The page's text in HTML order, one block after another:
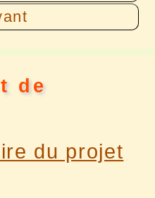
de
du projet